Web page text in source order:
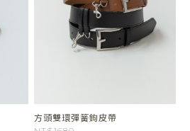
方頭雙環彈簧鉤皮帶